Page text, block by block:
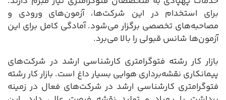
برای استخدام در این شرکت‌ها، آزمون‌های ورودی و
مصاحبه‌های تخصصی برگزار می‌شود. آمادگی کامل برای این
آزمون‌ها شانس قبولی را بالا می‌برد.
بازار کار رشته فتوگرامتری کارشناسی ارشد در شرکت‌های
پیمانکاری نقشه‌برداری هوایی بسیار داغ است. بازار کار رشته
فتوگرامتری کارشناسی ارشد در شرکت‌های فعال در زمینه